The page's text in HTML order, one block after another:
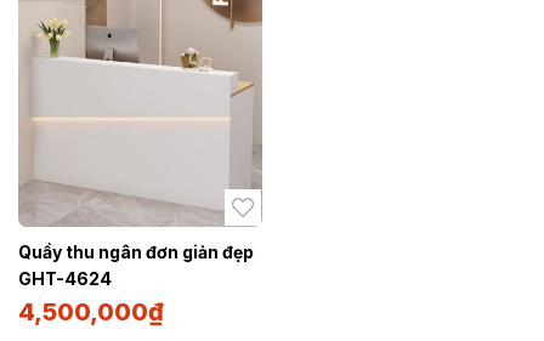
Quầy thu ngân đơn giản đẹp
GHT-4624
4,500,000₫